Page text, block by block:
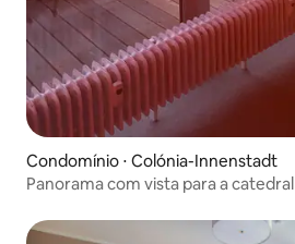
Condomínio ⋅ Colónia-Innenstadt
Panorama com vista para a catedral